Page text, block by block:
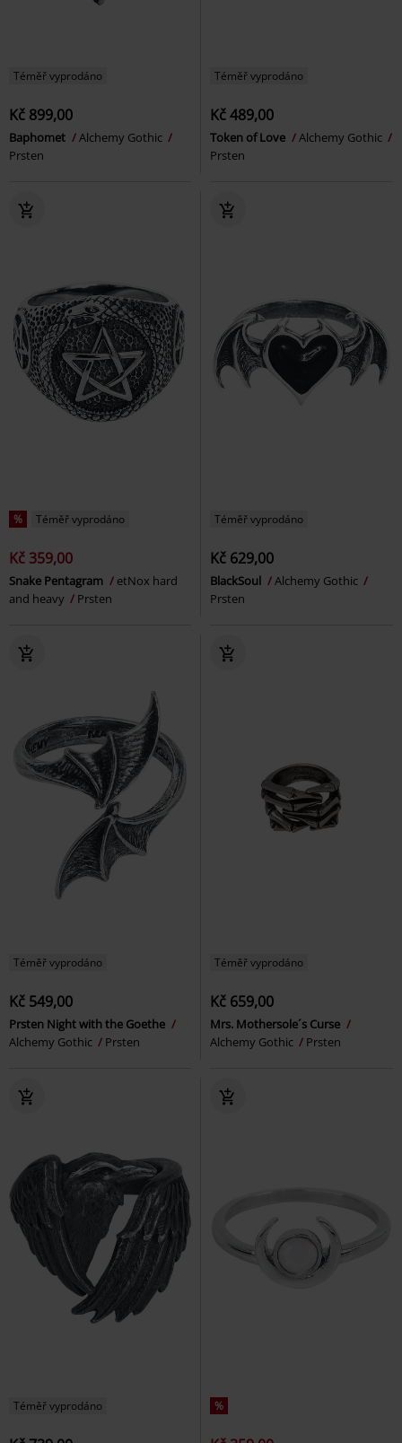
Téměř vyprodáno
Kč 899,00
Baphomet
Alchemy Gothic
Prsten
Téměř vyprodáno
Kč 489,00
Token of Love
Alchemy Gothic
Prsten
% Téměř vyprodáno
Kč 359,00
Snake Pentagram
etNox hard
and heavy
Prsten
Téměř vyprodáno
Kč 629,00
BlackSoul
Alchemy Gothic
Prsten
Téměř vyprodáno
Kč 549,00
Prsten Night with the Goethe
Alchemy Gothic
Prsten
Téměř vyprodáno
Kč 659,00
Mrs. Mothersole´s Curse
Alchemy Gothic
Prsten
Téměř vyprodáno %